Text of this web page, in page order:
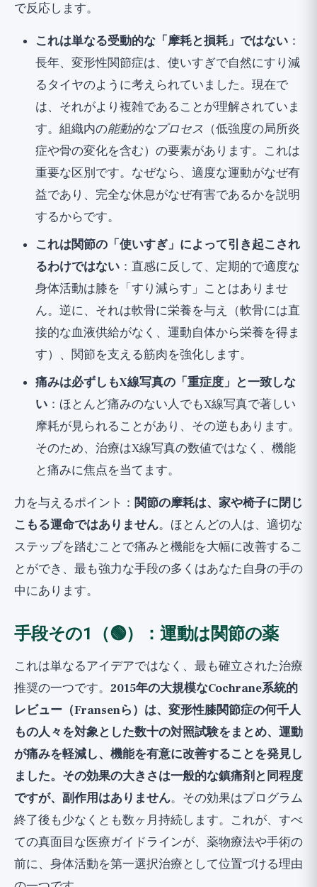
で反応します。
これは単なる受動的な「摩耗と損耗」ではない ：
長年、変形性関節症は、使いすぎで自然にすり減
るタイヤのように考えられていました。現在で
は、それがより複雑であることが理解されていま
す。組織内の能動的なプロセス （低強度の局所炎
症や骨の変化を含む）の要素があります。これは
重要な区別です。なぜなら、適度な運動がなぜ有
益であり、完全な休息がなぜ有害であるかを説明
するからです。
これは関節の「使いすぎ」によって引き起こされ
るわけではない ：直感に反して、定期的で適度な
身体活動は膝を「すり減らす」ことはありませ
ん。逆に、それは軟骨に栄養を与え（軟骨には直
接的な血液供給がなく、運動自体から栄養を得ま
す）、関節を支える筋肉を強化します。
痛みは必ずしもX線写真の「重症度」と一致しな
い ：ほとんど痛みのない人でもX線写真で著しい
摩耗が見られることがあり、その逆もあります。
そのため、治療はX線写真の数値ではなく、機能
と痛みに焦点を当てます。
力を与えるポイント： 関節の摩耗は、家や椅子に閉じ
こもる運命ではありません。ほとんどの人は、適切な
ステップを踏むことで痛みと機能を大幅に改善するこ
とができ、最も強力な手段の多くはあなた自身の手の
中にあります。
手段その1（🟢）：運動は関節の薬
これは単なるアイデアではなく、最も確立された治療
推奨の一つです。 2015年の大規模なCochrane系統的
レビュー（Fransenら）は、変形性膝関節症の何千人
もの人々を対象とした数十の対照試験をまとめ、運動
が痛みを軽減し、機能を有意に改善することを発見し
ました。その効果の大きさは一般的な鎮痛剤と同程度
ですが、副作用はありません。その効果はプログラム
終了後も少なくとも数ヶ月持続します。これが、すべ
ての真面目な医療ガイドラインが、薬物療法や手術の
前に、身体活動を第一選択治療として位置づける理由